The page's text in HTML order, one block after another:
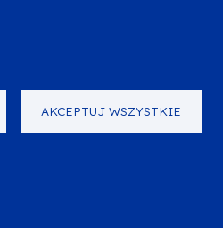
AKCEPTUJ WSZYSTKIE